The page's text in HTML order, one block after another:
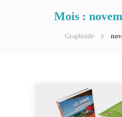
Mois :
Graphoïde